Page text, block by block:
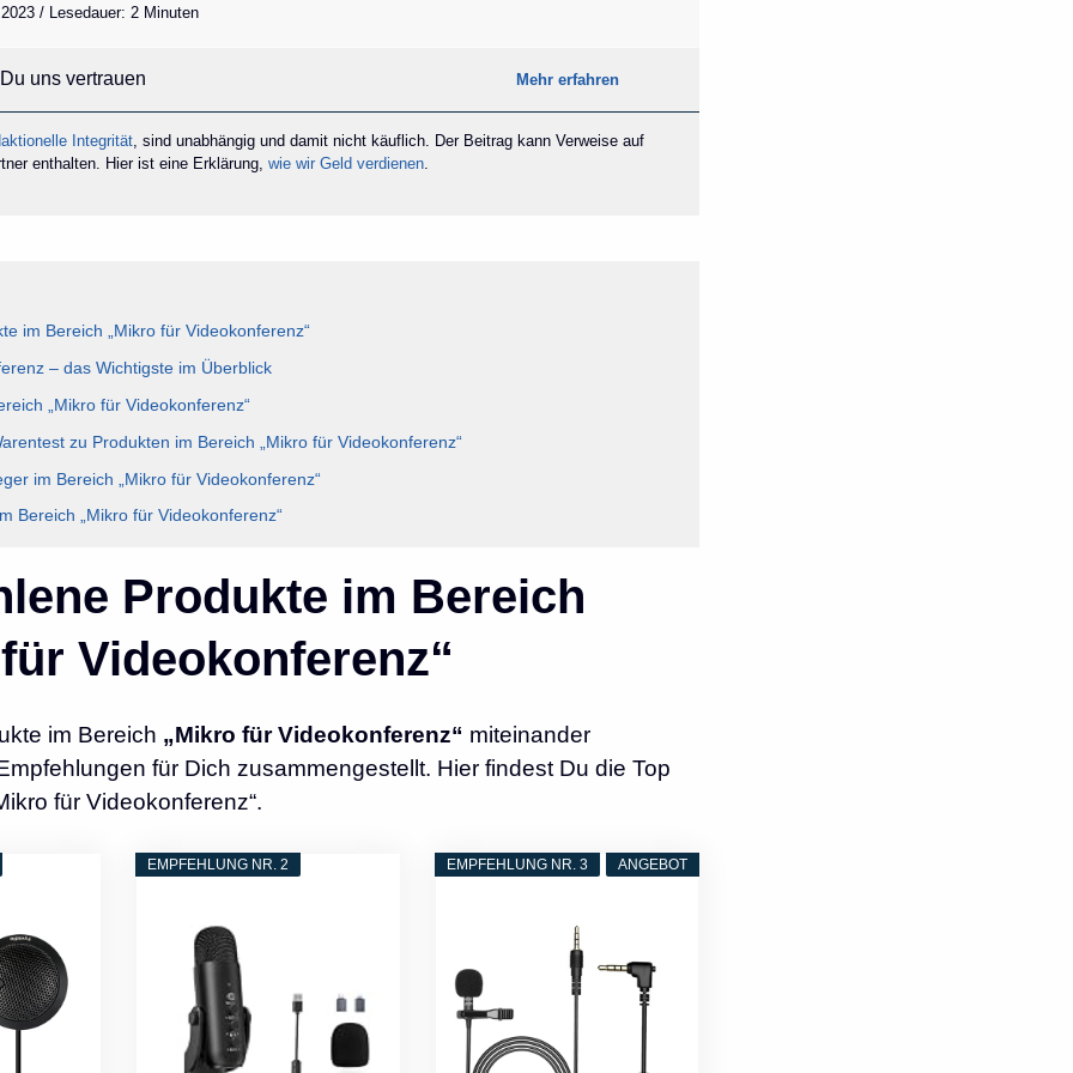
/ Lesedauer: 2 Minuten
uns vertrauen Mehr erfahren
Integrität, sind unabhängig und damit nicht käuflich. Der Beitrag kann Verweise auf
enthalten. Hier ist eine Erklärung,wie wir Geld verdienen.
im Bereich „Mikro für Videokonferenz“
– das Wichtigste im Überblick
„Mikro für Videokonferenz“
zu Produkten im Bereich „Mikro für Videokonferenz“
im Bereich „Mikro für Videokonferenz“
Bereich „Mikro für Videokonferenz“
Produkte im Bereich
Videokonferenz“
im Bereich „Mikro für Videokonferenz“ miteinander
für Dich zusammengestellt. Hier findest Du die Top
für Videokonferenz“.
EMPFEHLUNG NR. 2 ANGEBOT
EMPFEHLUNG NR. 3